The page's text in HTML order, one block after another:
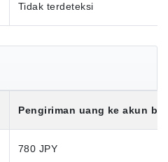
Tidak terdeteksi
Pengiriman uang ke akun
780 JPY